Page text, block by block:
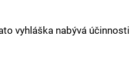
vyhláška nabývá